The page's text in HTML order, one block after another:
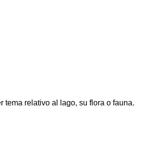
relativo al lago, su flora o fauna.